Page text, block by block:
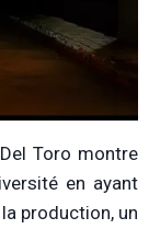
Toro montre
en ayant
production, un